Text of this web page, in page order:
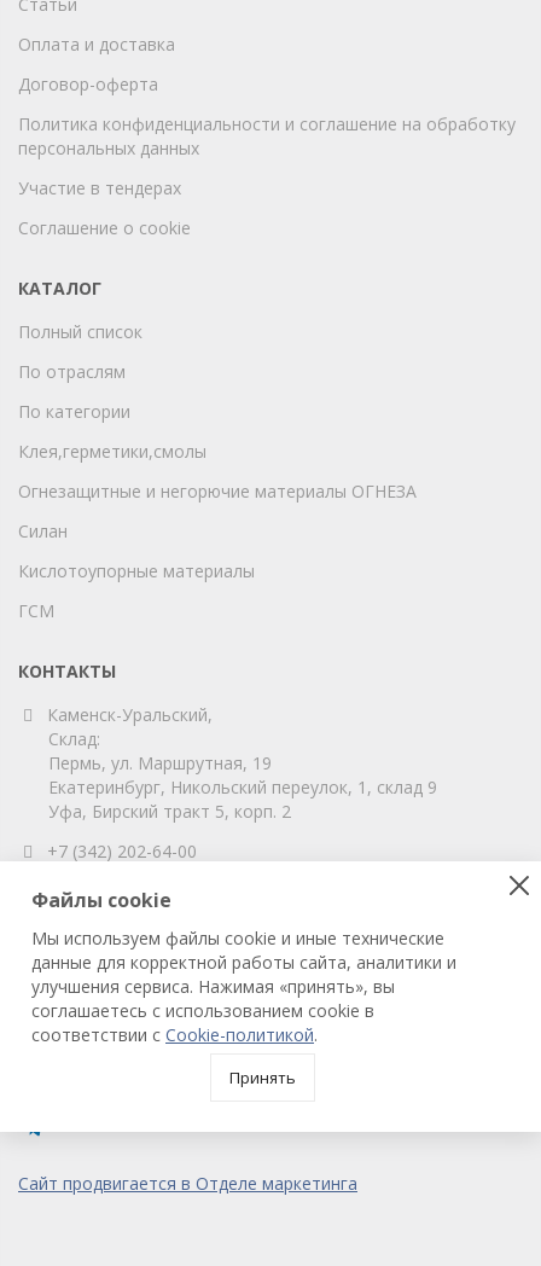
Оплата и доставка
Договор-оферта
Политика конфиденциальности и соглашение на обработку
персональных данных
Участие в тендерах
Соглашение о cookie
КАТАЛОГ
Полный список
По отраслям
По категории
Клея,герметики,смолы
Огнезащитные и негорючие материалы ОГНЕЗА
Силан
Кислотоупорные материалы
ГСМ
КОНТАКТЫ
Каменск-Уральский,
Склад:
Пермь, ул. Маршрутная, 19
Екатеринбург, Никольский переулок, 1, склад 9
Уфа, Бирский тракт 5, корп. 2
+7 (342) 202-64-00
info@vitahim-perm.ru
ООО «ВитаХим Пермь»
ОГРН: 1115905003059
ИНН/КПП: 5905285619/590501001
Сайт продвигается в Отделе маркетинга
Файлы cookie
Мы используем файлы cookie и иные технические
данные для корректной работы сайта, аналитики и
улучшения сервиса. Нажимая «принять», вы
соглашаетесь с использованием cookie в
соответствии с Cookie-политикой.
Принять